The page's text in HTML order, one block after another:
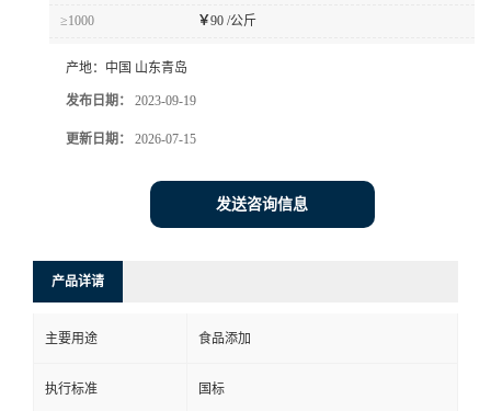
≥1000 ￥90 /公斤
产地： 中国 山东青岛
发布日期： 2023-09-19
更新日期： 2026-07-15
发送咨询信息
产品详请
主要用途 食品添加
执行标准 国标